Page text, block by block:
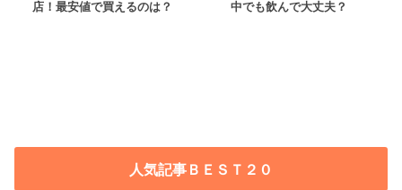
店！最安値で買えるのは？
中でも飲んで大丈夫？
人気記事ＢＥＳＴ２０